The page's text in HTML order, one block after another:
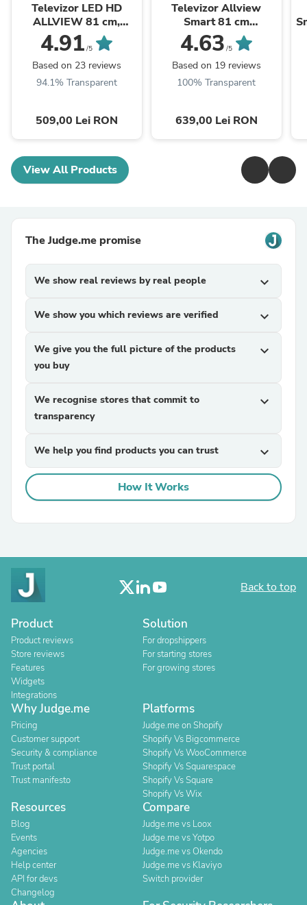
Televizor LED HD
ALLVIEW 81 cm,
32ATC6000
4.91 /5
Based on 23 reviews
94.1% Transparent
509,00 Lei RON
Televizor Allview
Smart 81 cm
,32iPlay6000-H, HD,
Clasa E
4.63 /5
Based on 19 reviews
100% Transparent
639,00 Lei RON
View All Products
The Judge.me promise
We show real reviews by real people expand_more
We show you which reviews are verified expand_more
We give you the full picture of the products
you buy
expand_more
We recognise stores that commit to
transparency
expand_more
We help you find products you can trust expand_more
How It Works
Back to top
Product
Product reviews
Store reviews
Features
Widgets
Integrations
Solution
For dropshippers
For starting stores
For growing stores
Why Judge.me
Pricing
Customer support
Security & compliance
Trust portal
Trust manifesto
Platforms
Judge.me on Shopify
Shopify Vs Bigcommerce
Shopify Vs WooCommerce
Shopify Vs Squarespace
Shopify Vs Square
Shopify Vs Wix
Resources
Blog
Events
Agencies
Help center
API for devs
Changelog
Compare
Judge.me vs Loox
Judge.me vs Yotpo
Judge.me vs Okendo
Judge.me vs Klaviyo
Switch provider